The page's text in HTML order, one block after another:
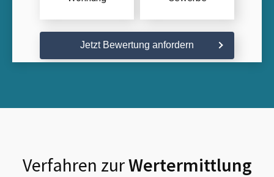
Jetzt Bewertung anfordern
Verfahren zurWertermittlung